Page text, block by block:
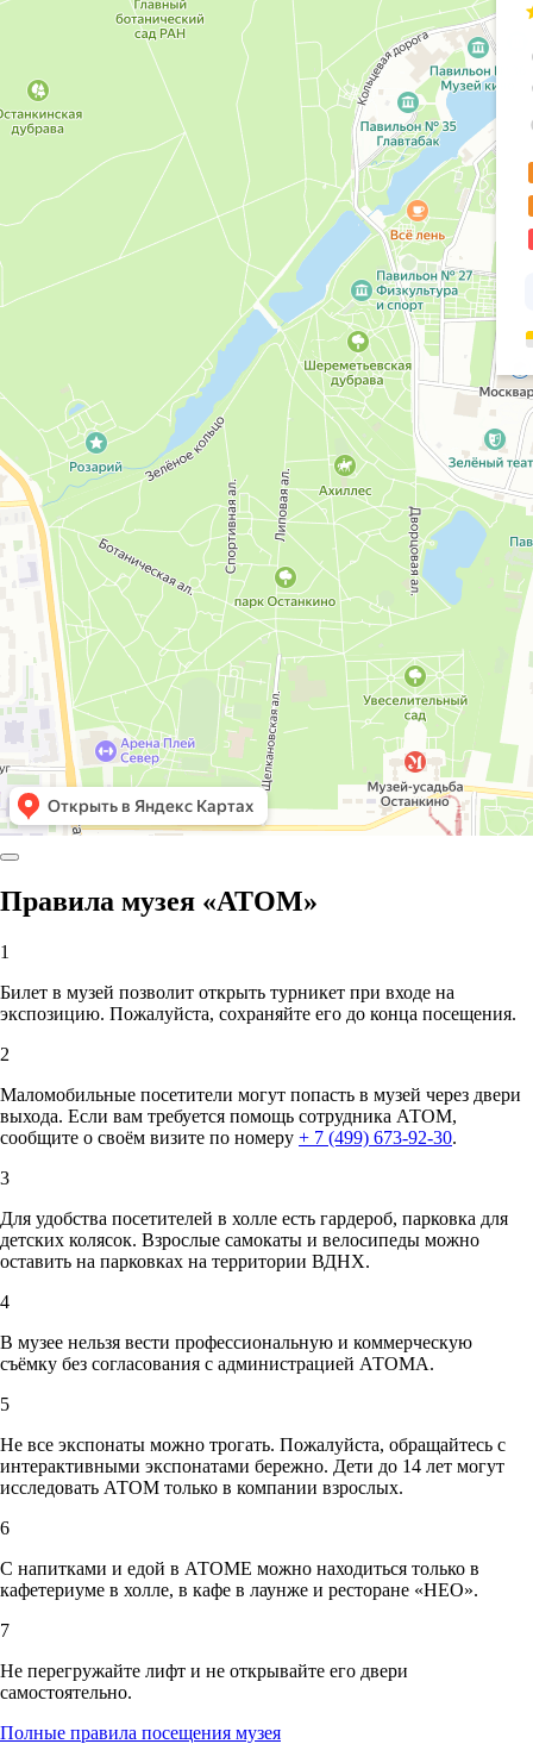
Правила музея «АТОМ»
1
Билет в музей позволит открыть турникет при входе на
экспозицию. Пожалуйста, сохраняйте его до конца посещения.
2
Маломобильные посетители могут попасть в музей через двери
выхода. Если вам требуется помощь сотрудника АТОМ,
сообщите о своём визите по номеру + 7 (499) 673-92-30.
3
Для удобства посетителей в холле есть гардероб, парковка для
детских колясок. Взрослые самокаты и велосипеды можно
оставить на парковках на территории ВДНХ.
4
В музее нельзя вести профессиональную и коммерческую
съёмку без согласования с администрацией АТОМА.
5
Не все экспонаты можно трогать. Пожалуйста, обращайтесь с
интерактивными экспонатами бережно. Дети до 14 лет могут
исследовать АТОМ только в компании взрослых.
6
С напитками и едой в АТОМЕ можно находиться только в
кафетериуме в холле, в кафе в лаунже и ресторане «НЕО».
7
Не перегружайте лифт и не открывайте его двери
самостоятельно.
Полные правила посещения музея